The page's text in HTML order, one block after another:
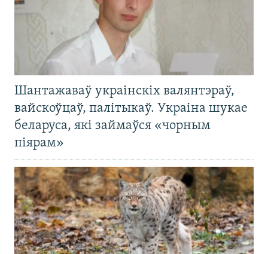
Шантажаваў украінскіх валянтэраў,
вайскоўцаў, палітыкаў. Украіна шукае
беларуса, які займаўся «чорным
піярам»